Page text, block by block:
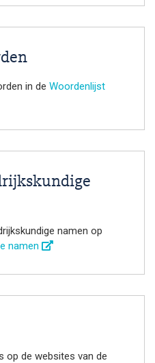
in de Woordenlijst
namen op
namen
op de websites van de